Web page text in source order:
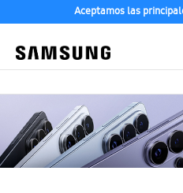
Aceptamos las